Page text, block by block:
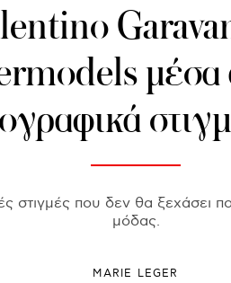
μέσα
στιγμές που δεν θα ξεχάσει
μόδας.
MARIE LEGER